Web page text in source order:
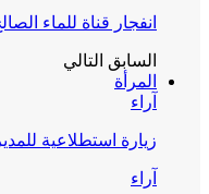
انفجار قناة للماء
السابق التالي
المرأة
آراء
زيارة استطلاعية
آراء